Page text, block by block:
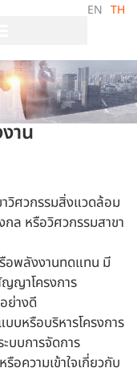
EN TH
าน
วิศวกรรมสิ่งแวดล้อม
ล หรือวิศวกรรมสาขา
อพลังงานทดแทน มี
ญญาโครงการ
ย่างดี
บหรือบริหารโครงการ
บบการจัดการ
ความเข้าใจเกี่ยวกับ